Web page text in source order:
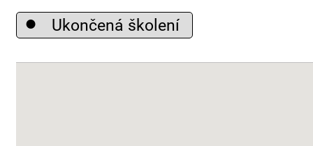
● Ukončená školení